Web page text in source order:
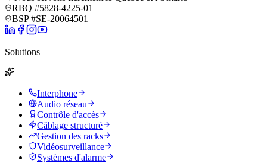
RBQ #5828-4225-01
BSP #SE-20064501
Solutions
Interphone
Audio réseau
Contrôle d'accès
Câblage structuré
Gestion des racks
Vidéosurveillance
Systèmes d'alarme